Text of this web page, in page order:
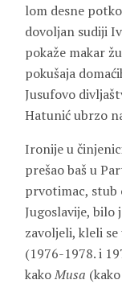
lom desne
dovoljan sudiji
pokaže makar
pokušaja
Jusufovo
Hatunić ubrzo
Ironije u
prešao baš u
prvotimac, stub
Jugoslavije, bilo
zavoljeli, kleli
(1976-1978. i
kakoMusa